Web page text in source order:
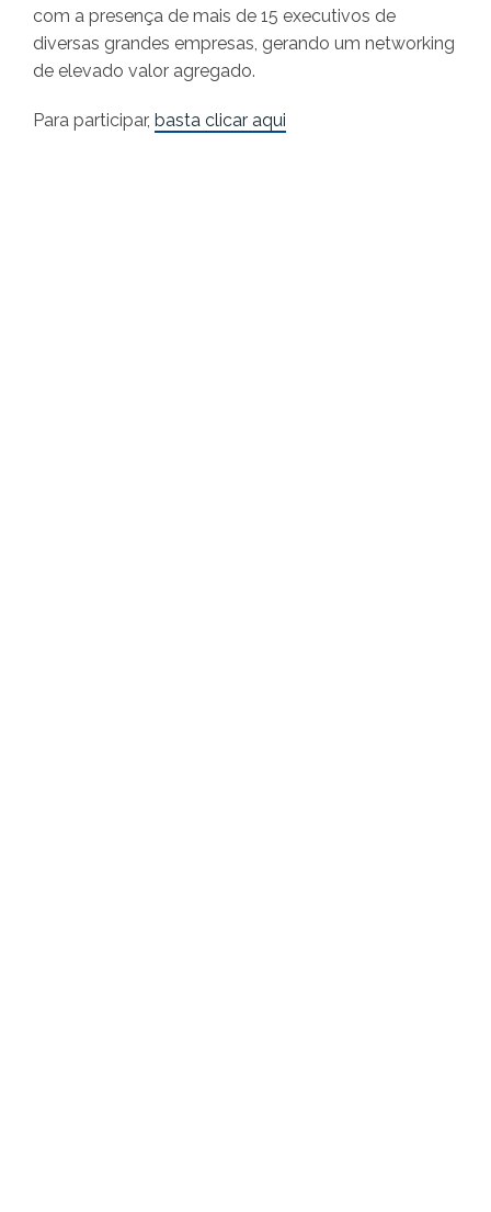
com a presença de mais de 15 executivos de
diversas grandes empresas, gerando um networking
de elevado valor agregado.
Para participar, basta clicar aqui